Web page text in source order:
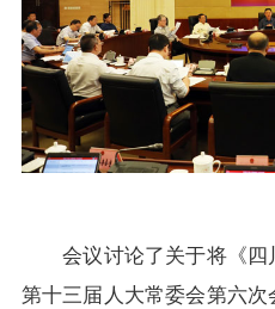
会议讨论了关于将《
第十三届人大常委会第六